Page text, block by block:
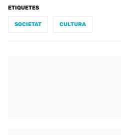
ETIQUETES
SOCIETAT CULTURA